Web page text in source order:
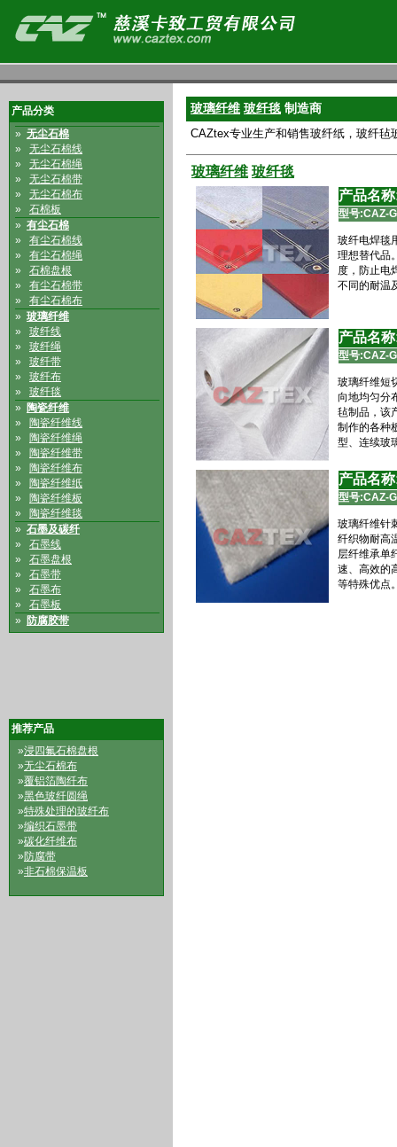
产品分类
» 无尘石棉
»
无尘石棉线
»
无尘石棉绳
»
无尘石棉带
»
无尘石棉布
»
石棉板
» 有尘石棉
»
有尘石棉线
»
有尘石棉绳
»
石棉盘根
»
有尘石棉带
»
有尘石棉布
» 玻璃纤维
»
玻纤线
»
玻纤绳
»
玻纤带
»
玻纤布
»
玻纤毯
»
陶瓷纤维
»
陶瓷纤维线
»
陶瓷纤维绳
»
陶瓷纤维带
»
陶瓷纤维布
»
陶瓷纤维纸
»
陶瓷纤维板
»
陶瓷纤维毯
» 石墨及碳纤
»
石墨线
»
石墨盘根
»
石墨带
»
石墨布
»
石墨板
»
防腐胶带
推荐产品
»浸四氟石棉盘根
»无尘石棉布
»覆铝箔陶纤布
»黑色玻纤圆绳
»特殊处理的玻纤布
»编织石墨带
»碳化纤维布
» 防腐带
»非石棉保温板
玻璃纤维 玻纤毯 制造商
CAZtex专业生产和销售玻纤纸，玻纤毡
玻璃纤维 玻纤毯
产品名
型号:CAZ-
玻纤电焊毯
理想替代品
度，防止电
不同的耐温
产品名
型号:CAZ-
玻璃纤维短
向地均匀分
毡制品，该
制作的各种
型、连续玻
产品名
型号:CAZ-
玻璃纤维针
纤织物耐高
层纤维承单
速、高效的
等特殊优点